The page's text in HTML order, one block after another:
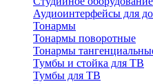
Аудиоинтерфейсы для
Тонармы
Тонармы поворотные
Тонармы
Тумбы и стойка для ТВ
Тумбы для ТВ